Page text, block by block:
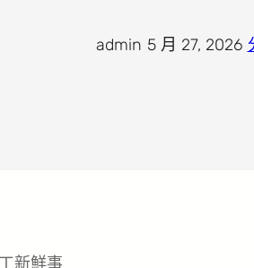
admin 5 月 27, 2026·